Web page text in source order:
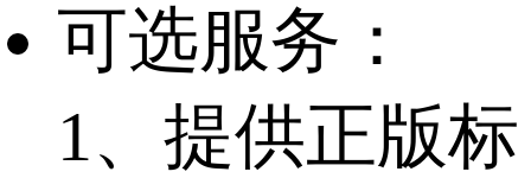
可选服务：
1、提供正版标